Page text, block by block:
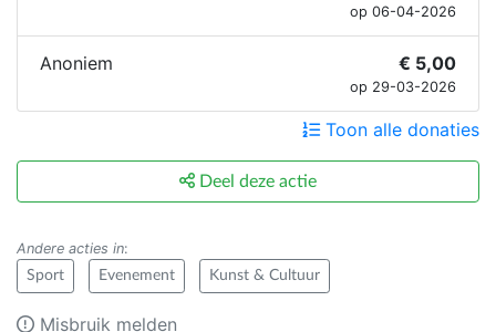
op 06-04-2026
Anoniem € 5,00
op 29-03-2026
Toon alle donaties
Deel deze actie
Andere acties in:
Sport Evenement Kunst & Cultuur
Misbruik melden